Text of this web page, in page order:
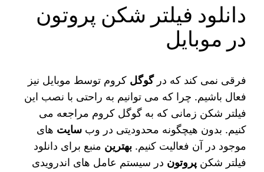
دانلود فیلتر شکن پروتون
در موبایل
فرقی نمی‌ کند که درگوگل کروم توسط موبایل نیز
فعال باشیم. چرا که می‌ توانیم به راحتی با نصب این
فیلتر شکن زمانی که به گوگل کروم مراجعه می‌
کنیم. بدون هیچگونه محدودیتی در وبسایت‌ های
موجود در آن فعالیت کنیم.بهترین منبع برای دانلود
فیلتر شکنپروتون در سیستم عامل‌ های اندرویدی